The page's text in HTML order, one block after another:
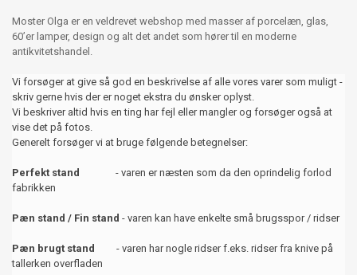
Moster Olga er en veldrevet webshop med masser af porcelæn, glas,
60’er lamper, design og alt det andet som hører til en moderne
antikvitetshandel.
Vi forsøger at give så god en beskrivelse af alle vores varer som muligt -
skriv gerne hvis der er noget ekstra du ønsker oplyst.
Vi beskriver altid hvis en ting har fejl eller mangler og forsøger også at
vise det på fotos.
Generelt forsøger vi at bruge følgende betegnelser:
Perfekt stand - varen er næsten som da den oprindelig forlod
fabrikken
Pæn stand / Fin stand - varen kan have enkelte små brugsspor / ridser
Pæn brugt stand
- varen har nogle ridser f.eks. ridser fra knive på
tallerken overfladen